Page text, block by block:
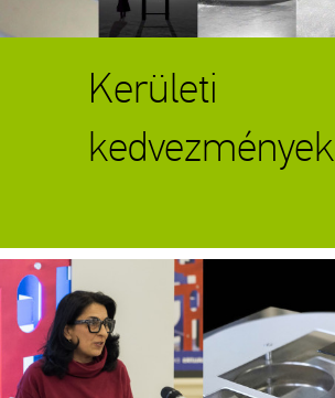
Kerületi
kedvezmények